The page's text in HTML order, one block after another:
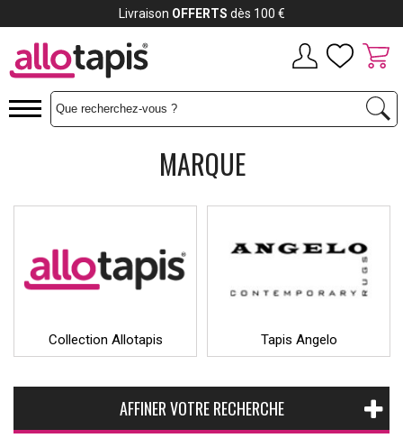
MARQUE
Collection Allotapis Tapis Angelo
AFFINER VOTRE RECHERCHE
Payez jusqu'à12x